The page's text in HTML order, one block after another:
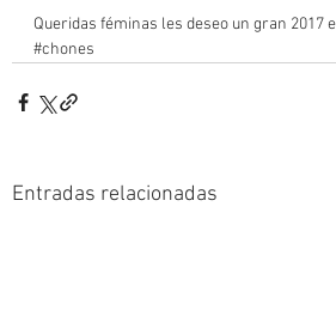
Queridas féminas les deseo un gran 2017
#chones
Entradas relacionadas